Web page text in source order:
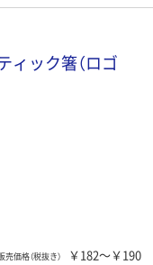
ィック箸（ロゴ
売価格（税抜き） ￥182～￥190